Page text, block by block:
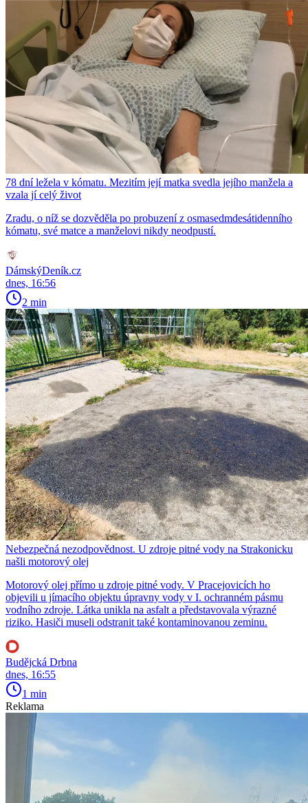
78 dní ležela v kómatu. Mezitím její matka svedla jejího manžela a
vzala jí celý život
Zradu, o níž se dozvěděla po probuzení z osmasedmdesátidenního
kómatu, své matce a manželovi nikdy neodpustí.
DámskýDeník.cz
dnes, 16:56
2 min
Nebezpečná nezodpovědnost. U zdroje pitné vody na Strakonicku
našli motorový olej
Motorový olej přímo u zdroje pitné vody. V Pracejovicích ho
objevili u jímacího objektu úpravny vody v I. ochranném pásmu
vodního zdroje. Látka unikla na asfalt a představovala výrazné
riziko. Hasiči museli odstranit také kontaminovanou zeminu.
Budějcká Drbna
dnes, 16:55
1 min
Reklama